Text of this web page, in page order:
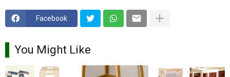
Facebook
You Might Like